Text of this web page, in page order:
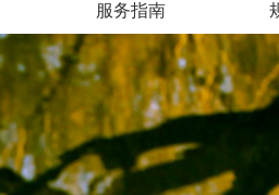
服务指南